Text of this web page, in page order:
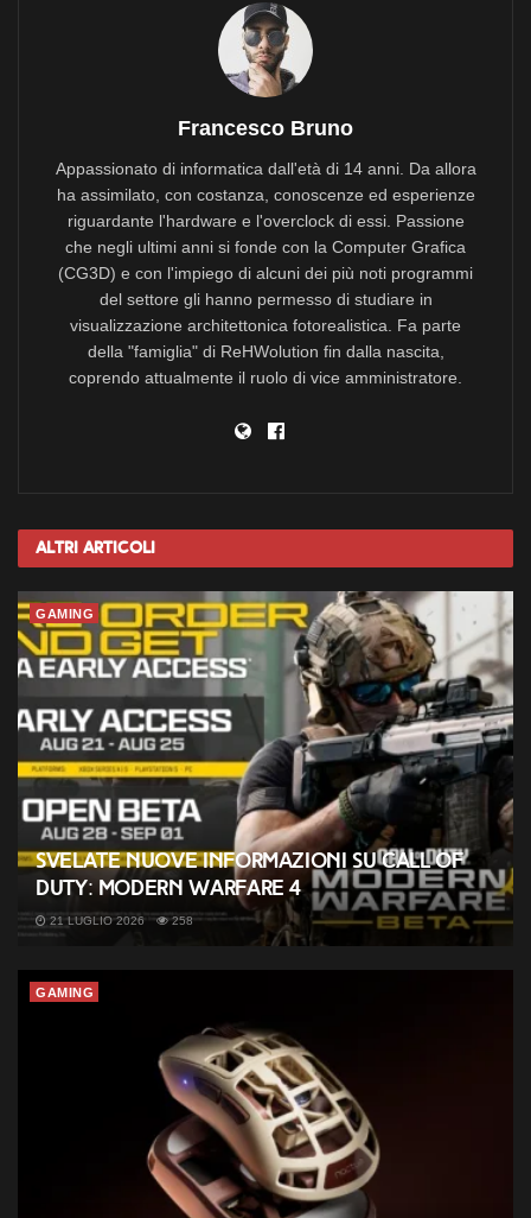
Francesco Bruno
Appassionato di informatica dall'età di 14 anni. Da allora
ha assimilato, con costanza, conoscenze ed esperienze
riguardante l'hardware e l'overclock di essi. Passione
che negli ultimi anni si fonde con la Computer Grafica
(CG3D) e con l'impiego di alcuni dei più noti programmi
del settore gli hanno permesso di studiare in
visualizzazione architettonica fotorealistica. Fa parte
della "famiglia" di ReHWolution fin dalla nascita,
coprendo attualmente il ruolo di vice amministratore.
Altri Articoli
GAMING
Svelate nuove informazioni su Call of
Duty: Modern Warfare 4
21 LUGLIO 2026 258
GAMING